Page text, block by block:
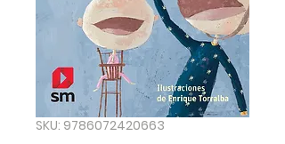
SKU: 9786072420663